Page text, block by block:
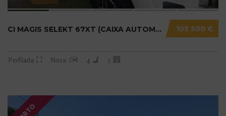
105 500 €
CI MAGIS SELEKT 67XT (CAIXA AUTOMÁTICA) N20....
Perfilada Nova 4 5